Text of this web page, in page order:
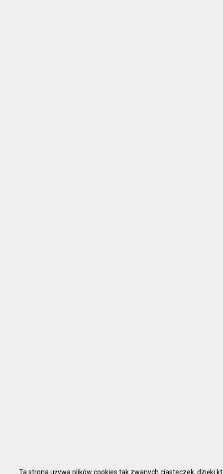
Ta strona używa plików cookies tak zwanych ciasteczek, dzięki